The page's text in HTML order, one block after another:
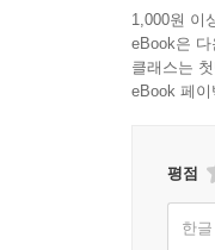
1,000원 이
eBook은
클래스는
eBook 페
평점
한